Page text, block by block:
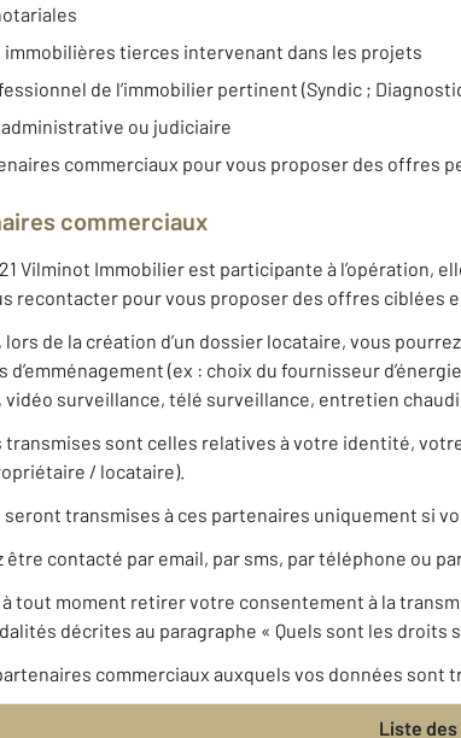
immobilières tierces intervenant dans les projets
de l’immobilier pertinent (Syndic ;
ou judiciaire
commerciaux pour vous proposer des offres
commerciaux
21 Vilminot Immobilier est participante à
recontacter pour vous proposer des offres ciblées
lors de la création d’un dossier locataire, vous
d’emménagement (ex : choix du fournisseur
vidéo surveillance, télé surveillance, entretien
transmises sont celles relatives à votre identité,
/ locataire).
seront transmises à ces partenaires uniquement si
être contacté par email, par sms, par téléphone ou
à tout moment retirer votre consentement à la
décrites au paragraphe « Quels sont les droits
commerciaux auxquels vos données sont
Liste